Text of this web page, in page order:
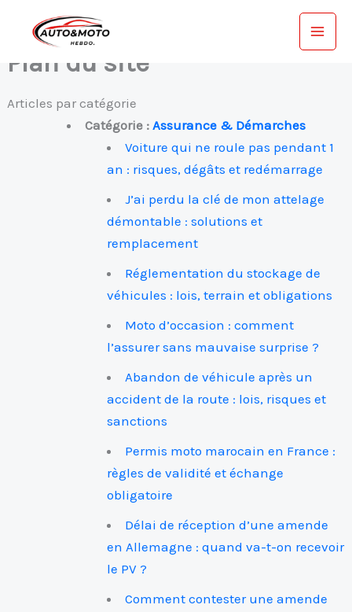
Plan du site
Articles par catégorie
Catégorie :Assurance & Démarches
Voiture qui ne roule pas pendant 1
an : risques, dégâts et redémarrage
J’ai perdu la clé de mon attelage
démontable : solutions et
remplacement
Réglementation du stockage de
véhicules : lois, terrain et obligations
Moto d’occasion : comment
l’assurer sans mauvaise surprise ?
Abandon de véhicule après un
accident de la route : lois, risques et
sanctions
Permis moto marocain en France :
règles de validité et échange
obligatoire
Délai de réception d’une amende
en Allemagne : quand va-t-on recevoir
le PV ?
Comment contester une amende